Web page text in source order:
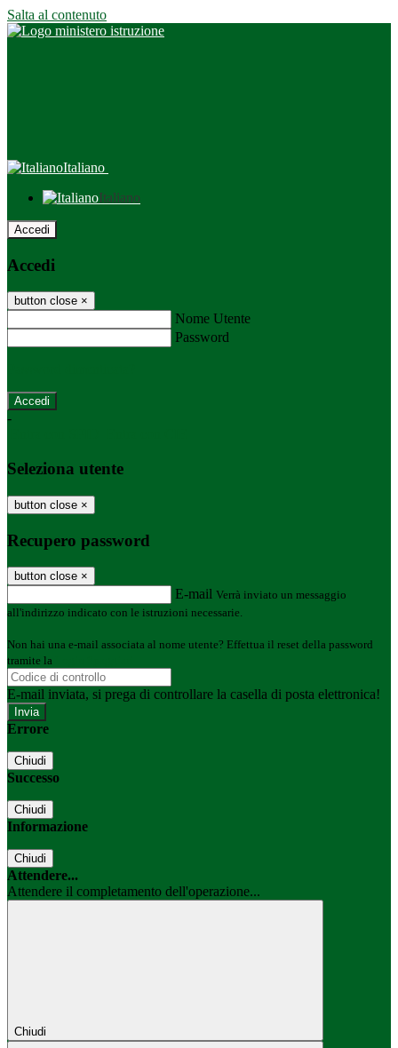
Salta al contenuto
Italiano
Italiano
Accedi
Accedi
button close ×
Nome Utente
Password
-
Seleziona utente
button close ×
Recupero password
button close ×
E-mail Verrà inviato un messaggio
all'indirizzo indicato con le istruzioni necessarie.
Non hai una e-mail associata al nome utente? Effettua il reset della password
tramite la
E-mail inviata, si prega di controllare la casella di posta elettronica!
Errore
Chiudi
Successo
Chiudi
Informazione
Chiudi
Attendere...
Attendere il completamento dell'operazione...
Chiudi